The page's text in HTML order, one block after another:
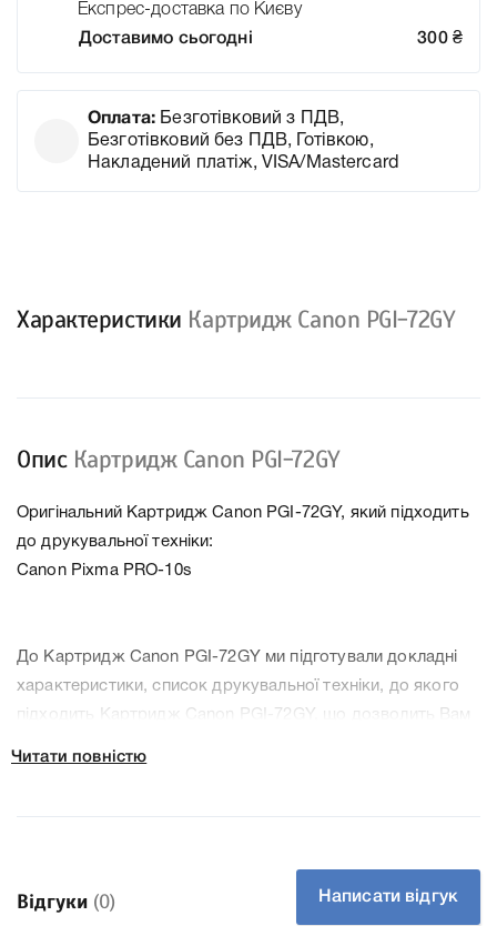
Експрес-доставка по Києву
Доставимо сьогодні
300 ₴
Оплата: Безготівковий з ПДВ,
Безготівковий без ПДВ, Готівкою,
Накладений платіж, VISA/Mastercard
Характеристики Картридж Canon PGI-72GY
Опис Картридж Canon PGI-72GY
Оригінальний Картридж Canon PGI-72GY, який підходить
до друкувальної техніки:
Canon Pixma PRO-10s
До Картридж Canon PGI-72GY ми підготували докладні
характеристики, список друкувальної техніки, до якого
підходить Картридж Canon PGI-72GY, що дозволить Вам
Читати повністю
Відгуки (0) Написати відгук